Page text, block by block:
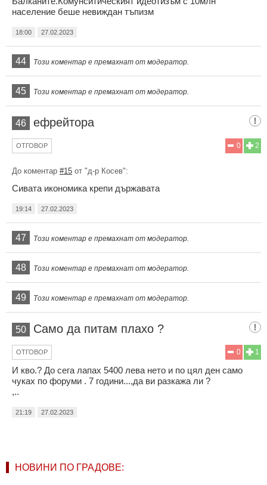
население беше невиждан тъпизм
18:00 27.02.2023
44 Този коментар е премахнат от модератор.
45 Този коментар е премахнат от модератор.
46 ефрейтора
2
0
ОТГОВОР
До коментар #15 от "д-р Косев":
Сивата икономика крепи държавата
19:14 27.02.2023
47 Този коментар е премахнат от модератор.
48 Този коментар е премахнат от модератор.
49 Този коментар е премахнат от модератор.
50 Само да питам плахо ?
1
0
ОТГОВОР
И кво.? До сега лапах 5400 лева нето и по цял ден само
чуках по форуми . 7 години...,да ви разкажа ли ?
,..
21:19 27.02.2023
НОВИНИ ПО ГРАДОВЕ: